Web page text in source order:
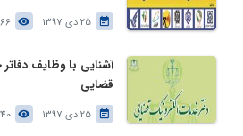
25 دی 1397
آشنایی با وظایف
قضایی
25 دی 1397